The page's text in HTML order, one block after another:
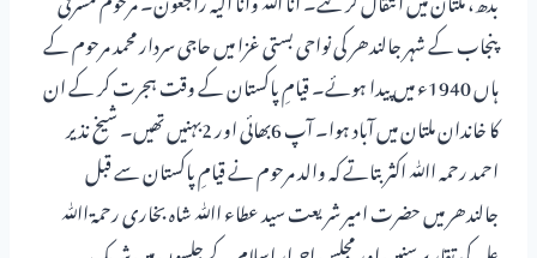
پنجاب کے شہر جالندھر کی نواحی بستی غزا میں حاجی سردار محمد مرحوم کے
ہاں 1940ء میں پیدا ہوئے۔ قیامِ پاکستان کے وقت ہجرت کر کے ان
کا خاندان ملتان میں آباد ہوا۔ آپ 6بھائی اور 2بہنیں تھیں۔ شیخ نذیر
احمد رحمہ اﷲ اکثر بتاتے کہ والد مرحوم نے قیامِ پاکستان سے قبل
جالندھر میں حضرت امیر شریعت سید عطاء اﷲ شاہ بخاری رحمۃ اﷲ